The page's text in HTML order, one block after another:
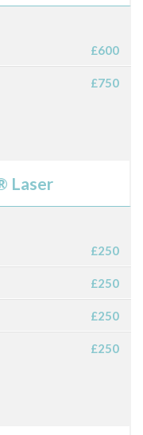
£600
£750
Laser
£250
£250
£250
£250